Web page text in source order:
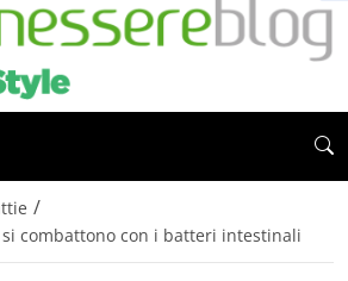
/
combattono con i batteri intestinali